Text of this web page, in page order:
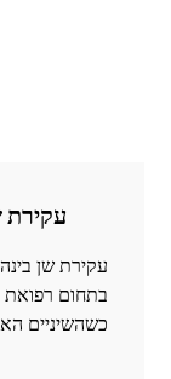
עקירת שן
כשהשיניים